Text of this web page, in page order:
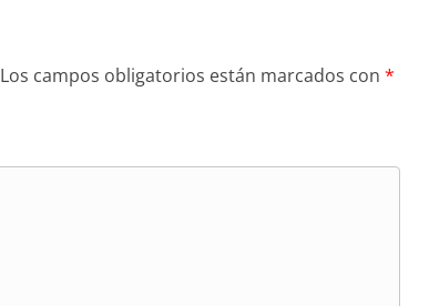
Los campos obligatorios están marcados con *